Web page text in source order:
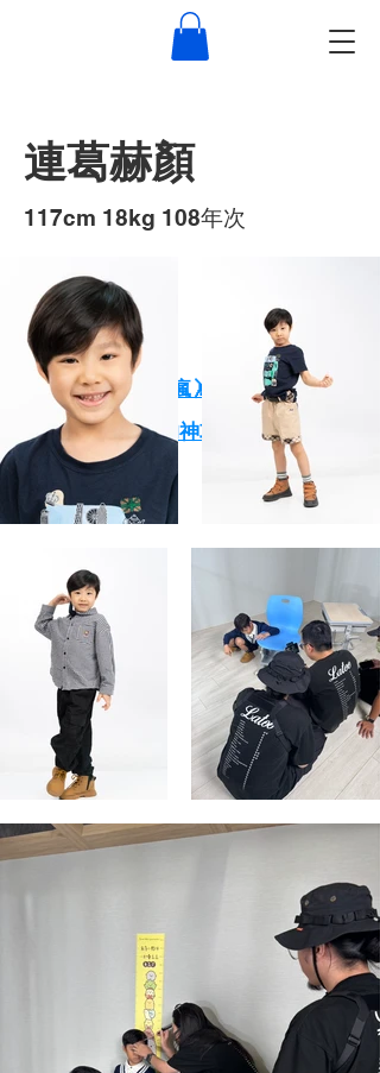
連葛赫顏
117cm 18kg 108年次
作品
XPARK小朋友玩瘋🤸 大朋友放鬆🕺
一天玩爆Xpark的神攻略！